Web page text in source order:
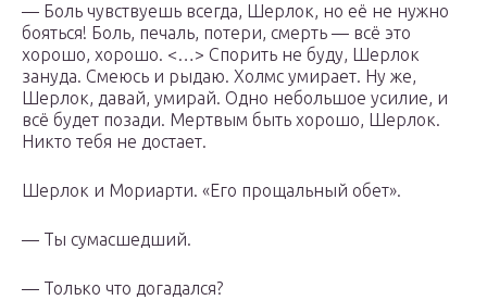
— Боль чувствуешь всегда, Шерлок, но её не нужно
бояться! Боль, печаль, потери, смерть — всё это
хорошо, хорошо. <…> Спорить не буду, Шерлок
зануда. Смеюсь и рыдаю. Холмс умирает. Ну же,
Шерлок, давай, умирай. Одно небольшое усилие, и
всё будет позади. Мертвым быть хорошо, Шерлок.
Никто тебя не достает.
Шерлок и Мориарти. «Его прощальный обет».
— Ты сумасшедший.
— Только что догадался?